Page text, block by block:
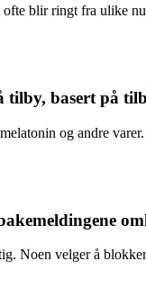
blir ringt fra ulike
tilby, basert på
og andre
Noen velger å